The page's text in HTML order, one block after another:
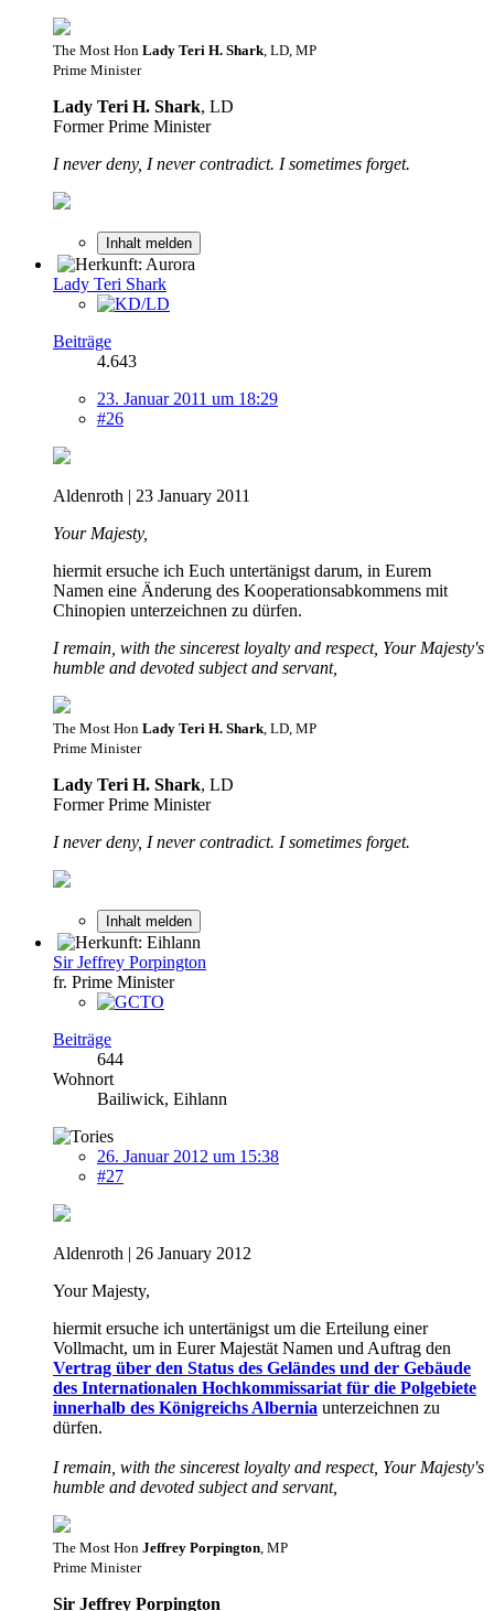
The Most Hon Lady Teri H. Shark , LD, MP
Prime Minister
Lady Teri H. Shark, LD
Former Prime Minister
I never deny, I never contradict. I sometimes forget.
Inhalt melden
Lady Teri Shark
Beiträge
4.643
23. Januar 2011 um 18:29
#26
Aldenroth | 23 January 2011
Your Majesty,
hiermit ersuche ich Euch untertänigst darum, in Eurem
Namen eine Änderung des Kooperationsabkommens mit
Chinopien unterzeichnen zu dürfen.
I remain, with the sincerest loyalty and respect, Your Majesty's
humble and devoted subject and servant,
The Most Hon Lady Teri H. Shark , LD, MP
Prime Minister
Lady Teri H. Shark, LD
Former Prime Minister
I never deny, I never contradict. I sometimes forget.
Inhalt melden
Sir Jeffrey Porpington
fr. Prime Minister
Beiträge
644
Wohnort
Bailiwick, Eihlann
26. Januar 2012 um 15:38
#27
Aldenroth | 26 January 2012
Your Majesty,
hiermit ersuche ich untertänigst um die Erteilung einer
Vollmacht, um in Eurer Majestät Namen und Auftrag den
Vertrag über den Status des Geländes und der Gebäude
des Internationalen Hochkommissariat für die Polgebiete
innerhalb des Königreichs Albernia unterzeichnen zu
dürfen.
I remain, with the sincerest loyalty and respect, Your Majesty's
humble and devoted subject and servant,
The Most Hon Jeffrey Porpington , MP
Prime Minister
Sir Jeffrey Porpington